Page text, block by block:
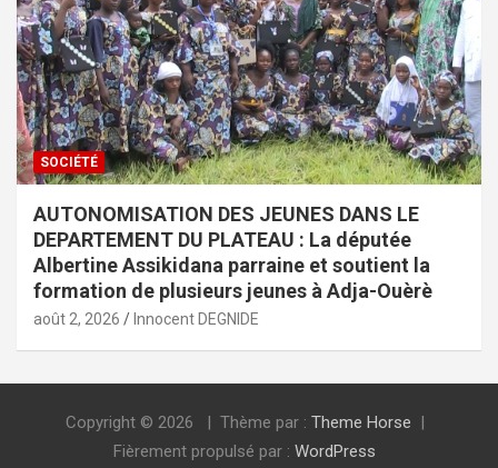
SOCIÉTÉ
AUTONOMISATION DES JEUNES DANS LE
DEPARTEMENT DU PLATEAU : La députée
Albertine Assikidana parraine et soutient la
formation de plusieurs jeunes à Adja-Ouèrè
août 2, 2026 Innocent DEGNIDE
Copyright © 2026 Thème par : Theme Horse
Fièrement propulsé par : WordPress